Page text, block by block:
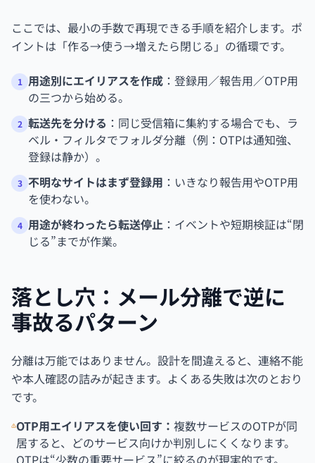
ここでは、最小の手数で再現できる手順を紹介します。ポ
イントは「作る→使う→増えたら閉じる」の循環です。
1 用途別にエイリアスを作成 ：登録用／報告用／OTP用
の三つから始める。
2 転送先を分ける ：同じ受信箱に集約する場合でも、ラ
ベル・フィルタでフォルダ分離（例：OTPは通知強、
登録は静か）。
3 不明なサイトはまず登録用 ：いきなり報告用やOTP用
を使わない。
4 用途が終わったら転送停止 ：イベントや短期検証は“閉
じる”までが作業。
落とし穴：メール分離で逆に
事故るパターン
分離は万能ではありません。設計を間違えると、連絡不能
や本人確認の詰みが起きます。よくある失敗は次のとおり
です。
OTP用エイリアスを使い回す： 複数サービスのOTPが同
居すると、どのサービス向けか判別しにくくなります。
OTPは“少数の重要サービス”に絞るのが現実的です。